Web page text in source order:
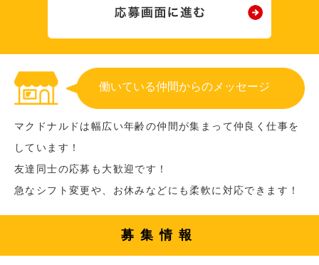
働いている仲間からのメッセージ
マクドナルドは幅広い年齢の仲間が集まって仲良く仕事を
しています！
友達同士の応募も大歓迎です！
急なシフト変更や、お休みなどにも柔軟に対応できます！
募集情報